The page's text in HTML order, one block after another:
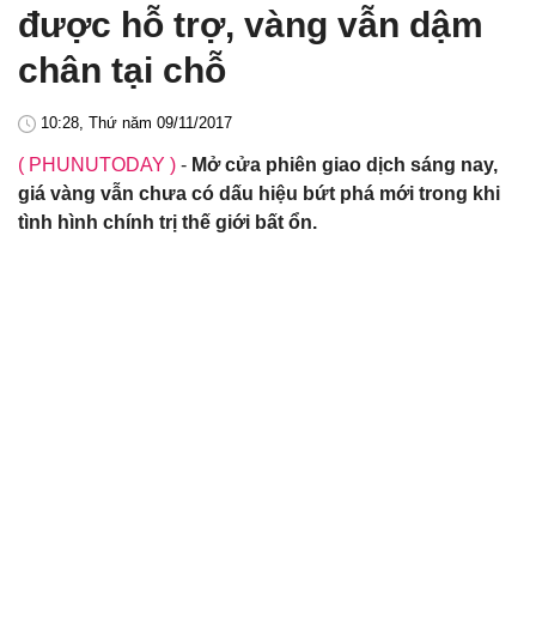
được hỗ trợ, vàng vẫn dậm
chân tại chỗ
10:28, Thứ năm 09/11/2017
( PHUNUTODAY ) - Mở cửa phiên giao dịch sáng nay,
giá vàng vẫn chưa có dấu hiệu bứt phá mới trong khi
tình hình chính trị thế giới bất ổn.